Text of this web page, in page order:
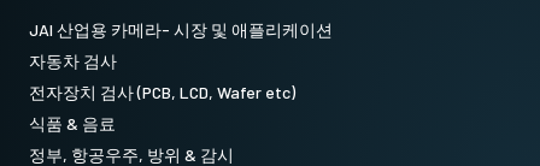
JAI 산업용 카메라- 시장 및 애플리케이션
자동차 검사
전자장치 검사 (PCB, LCD, Wafer etc)
식품 & 음료
정부, 항공우주, 방위 & 감시